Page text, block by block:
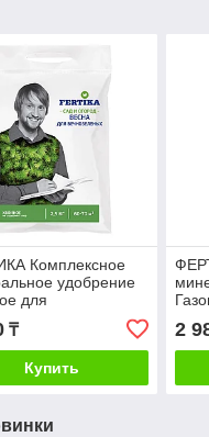
Комплексное
удобрение
для
5/10/25кг
₸
Купить
2